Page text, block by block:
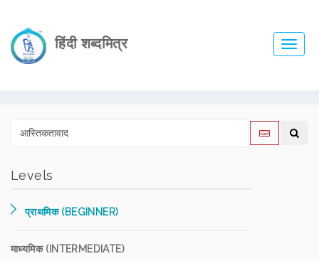
हिंदी शब्दमित्र
Levels
प्राथमिक (BEGINNER)
माध्यमिक (INTERMEDIATE)